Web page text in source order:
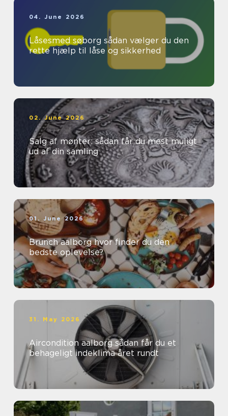
04. June 2026
Låsesmed søborg sådan vælger du den
rette hjælp til låse og sikkerhed
02. June 2026
Salg af mønter: sådan får du mest muligt
ud af din samling
01. June 2026
Brunch aalborg hvor finder du den
bedste oplevelse?
31. May 2026
Aircondition aalborg sådan får du et
behageligt indeklima året rundt